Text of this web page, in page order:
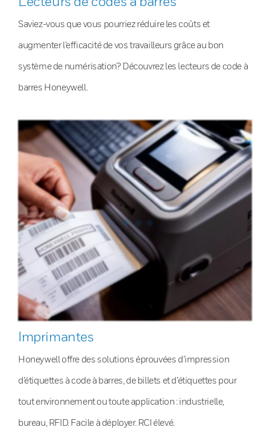
Saviez-vous que vous pourriez réduire les coûts et
augmenter l’efficacité de vos travailleurs grâce au bon
système de numérisation? Découvrez les lecteurs de code à
barres Honeywell.
Imprimantes
Honeywell offre des solutions éprouvées d’impression
d’étiquettes à code à barres, de billets et d’étiquettes pour
tout environnement ou toute application : industrielle,
bureau, RFID. Facile à déployer. RCI élevé.